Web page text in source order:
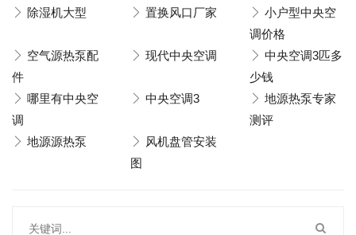
除湿机大型
置换风口厂家
小户型中央空
调价格
空气源热泵配
件
现代中央空调
中央空调3匹多
少钱
哪里有中央空
调
中央空调3
地源热泵专家
测评
地源源热泵
风机盘管安装
图